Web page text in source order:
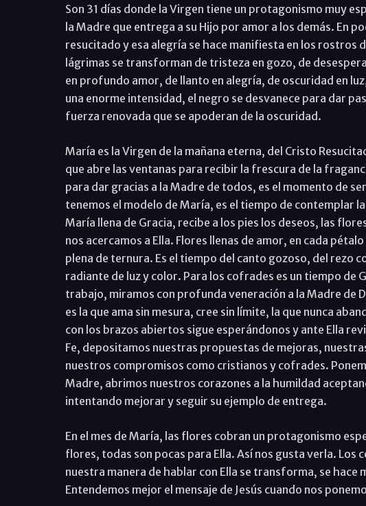
Son 31 días donde la Virgen tiene un protagonismo muy
la Madre que entrega a su Hijo por amor a los demás. En
resucitado y esa alegría se hace manifiesta en los rostros
lágrimas se transforman de tristeza en gozo, de
en profundo amor, de llanto en alegría, de oscuridad en
una enorme intensidad, el negro se desvanece para dar
fuerza renovada que se apoderan de la oscuridad.
María es la Virgen de la mañana eterna, del Cristo
que abre las ventanas para recibir la frescura de la
para dar gracias a la Madre de todos, es el momento de
tenemos el modelo de María, es el tiempo de contemplar
María llena de Gracia, recibe a los pies los deseos, las
nos acercamos a Ella. Flores llenas de amor, en cada
plena de ternura. Es el tiempo del canto gozoso, del rezo
radiante de luz y color. Para los cofrades es un tiempo de
trabajo, miramos con profunda veneración a la Madre de
es la que ama sin mesura, cree sin límite, la que nunca
con los brazos abiertos sigue esperándonos y ante Ella
Fe, depositamos nuestras propuestas de mejoras,
nuestros compromisos como cristianos y cofrades.
Madre, abrimos nuestros corazones a la humildad
intentando mejorar y seguir su ejemplo de entrega.
En el mes de María, las flores cobran un protagonismo
flores, todas son pocas para Ella. Así nos gusta verla. Los
nuestra manera de hablar con Ella se transforma, se hace
Entendemos mejor el mensaje de Jesús cuando nos